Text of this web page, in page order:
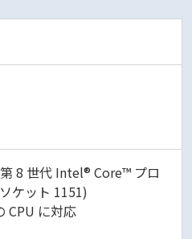
8 世代 Intel® Core™ プロ
ケット 1151)
CPU に対応